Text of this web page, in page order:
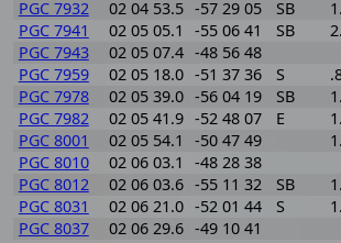
PGC 7932
02 04 53.5 -57 29 05 SB
PGC 7941
02 05 05.1 -55 06 41 SB
PGC 7943
02 05 07.4 -48 56 48
PGC 7959
02 05 18.0 -51 37 36 S
PGC 7978
02 05 39.0 -56 04 19 SB
PGC 7982
02 05 41.9 -52 48 07 E
PGC 8001
02 05 54.1 -50 47 49
PGC 8010
02 06 03.1 -48 28 38
PGC 8012
02 06 03.6 -55 11 32 SB
PGC 8031
02 06 21.0 -52 01 44 S
PGC 8037
02 06 29.6 -49 10 41